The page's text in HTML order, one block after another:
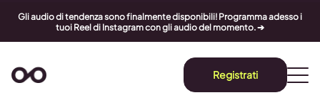
Gli audio di tendenza sono finalmente disponibili! Programma adesso i
tuoi Reel di Instagram con gli audio del momento. ➔
Registrati